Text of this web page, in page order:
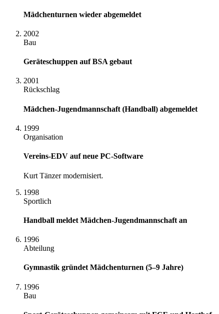
Mädchenturnen wieder abgemeldet
2002
Bau
Geräteschuppen auf BSA gebaut
2001
Rückschlag
Mädchen-Jugendmannschaft (Handball) abgemeldet
1999
Organisation
Vereins-EDV auf neue PC-Software
Kurt Tänzer modernisiert.
1998
Sportlich
Handball meldet Mädchen-Jugendmannschaft an
1996
Abteilung
Gymnastik gründet Mädchenturnen (5–9 Jahre)
1996
Bau